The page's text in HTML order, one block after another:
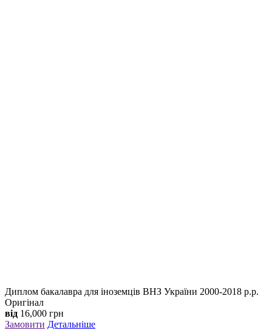
Диплом бакалавра для іноземців ВНЗ України 2000-2018 р.р.
Оригінал
від 16,000 грн
Замовити Детальніше